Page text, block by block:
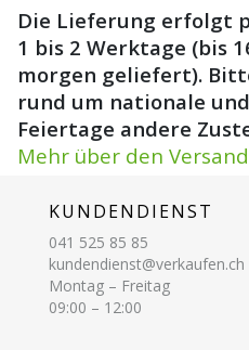
Die Lieferung erfolgt
1 bis 2 Werktage (bis
morgen geliefert).
rund um nationale
Feiertage andere
Mehr über den
KUNDENDIENST
041 525 85 85
kundendienst@verkaufen.ch
Montag – Freitag
09:00 – 12:00